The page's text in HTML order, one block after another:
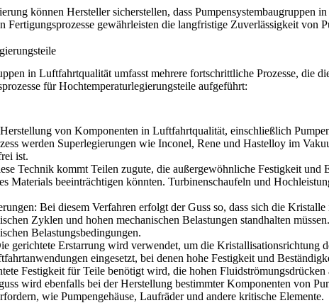
können Hersteller sicherstellen, dass
Fertigungsprozesse gewährleisten die langfristige Zuverlässigkeit von
in Luftfahrtqualität umfasst mehrere fortschrittliche Prozesse, die
für Hochtemperaturlegierungsteile aufgeführt:
von Komponenten in Luftfahrtqualität, einschließlich
werden Superlegierungen wie Inconel, Rene und Hastelloy im
ist.
Technik kommt Teilen zugute, die außergewöhnliche Festigkeit
Materials beeinträchtigen könnten. Turbinenschaufeln und
: Bei diesem Verfahren erfolgt der Guss so, dass sich die
Zyklen und hohen mechanischen Belastungen standhalten
Belastungsbedingungen.
gerichtete Erstarrung wird verwendet, um die Kristallisationsrichtung
eingesetzt, bei denen hohe Festigkeit und
Festigkeit für Teile benötigt wird, die hohen Fluidströmungsdrücken
wird ebenfalls bei der Herstellung bestimmter Komponenten von
wie Pumpengehäuse, Laufräder und andere kritische Elemente.